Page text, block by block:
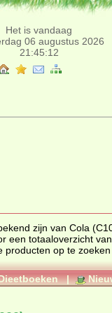
Het is vandaag
06 augustus 2026
21:45:12
(C1000)
op te zoeken gaat
|